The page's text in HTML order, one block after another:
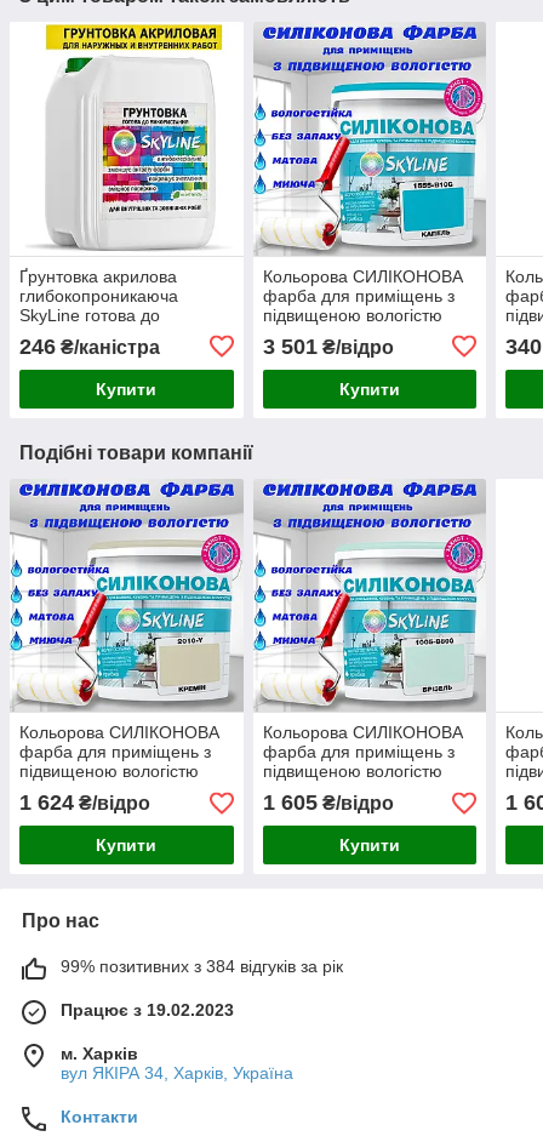
Ґрунтовка акрилова
глибокопроникаюча
SkyLine готова до
246 ₴/каністра
Купити
Кольорова СИЛІКОНОВА
фарба для приміщень з
підвищеною вологістю
матова емаль SkyLine
Капель 10 л
3 501₴/відро
Купити
340
Подібні товари компанії
Кольорова СИЛІКОНОВА
фарба для приміщень з
підвищеною вологістю
миюча протигрибкова
матова емаль SkyLine
Кремін 5 л
1 624 ₴/відро
Купити
Кольорова СИЛІКОНОВА
фарба для приміщень з
підвищеною вологістю
миюча протигрибкова
матова емаль SkyLine
Брізель 5 л
1 605₴/відро
Купити
1
Про нас
99% позитивних з 384 відгуків за рік
Працює з 19.02.2023
м. Харків
вул ЯКІРА 34, Харків, Україна
Контакти